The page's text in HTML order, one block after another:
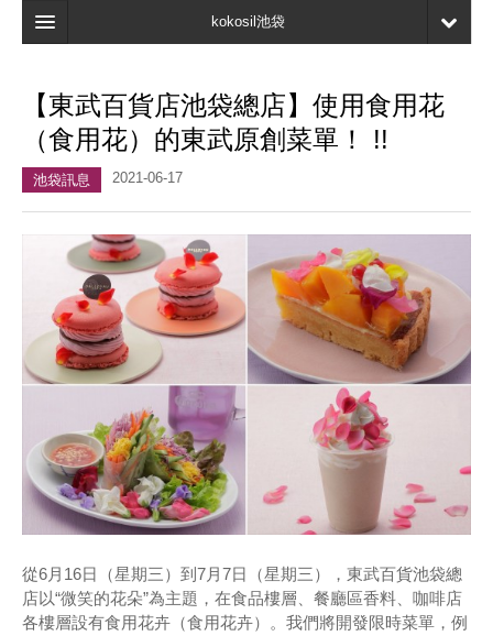
kokosil池袋
地圖
最新資訊
我的頁面
書簽
【東武百貨店池袋總店】使用食用花
（食用花）的東武原創菜單！ !!
池袋訊息 2021-06-17
從6月16日（星期三）到7月7日（星期三），東武百貨池袋總
店以“微笑的花朵”為主題，在食品樓層、餐廳區香料、咖啡店
各樓層設有食用花卉（食用花卉）。我們將開發限時菜單，例